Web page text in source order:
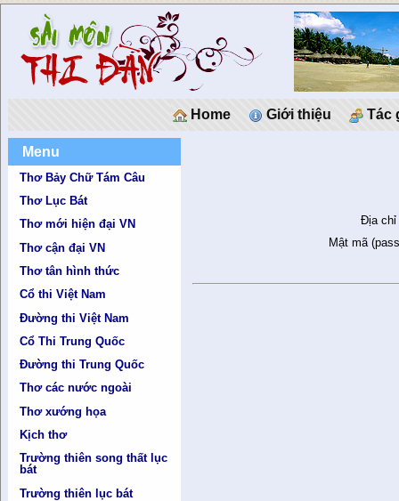
Home Giới thiệu Tác
Menu
Thơ Bảy Chữ Tám Câu
Thơ Lục Bát
Thơ mới hiện đại VN
Thơ cận đại VN
Thơ tân hình thức
Cổ thi Việt Nam
Đường thi Việt Nam
Cổ Thi Trung Quốc
Đường thi Trung Quốc
Thơ các nước ngoài
Thơ xướng họa
Kịch thơ
Trường thiên song thất lục
bát
Trường thiên lục bát
Địa chỉ
Mật mã